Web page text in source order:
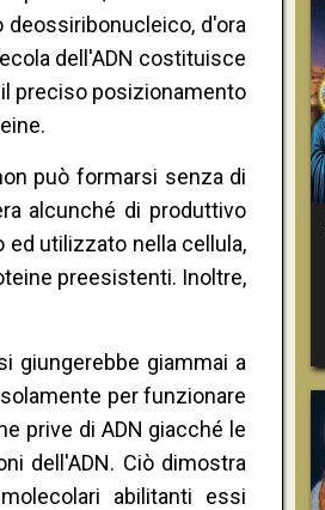
d'ora
dell'ADN costituisce
preciso posizionamento
può formarsi senza di
alcunché di produttivo
utilizzato nella cellula,
preesistenti. Inoltre,
giungerebbe giammai a
per funzionare
prive di ADN giacché le
dell'ADN. Ciò dimostra
abilitanti essi